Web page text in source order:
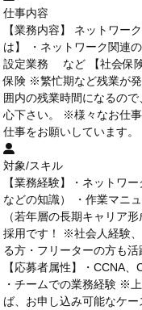
仕事内容
【業務内容】 ネットワー
は】 ・ネットワーク関連
設定業務 など 【社会保
保険 ※繁忙期など残業が
囲内の残業時間になるの
心下さい。 ※様々なお仕
仕事をお願いしています
対象/スキル
【業務経験】・ネットワ
などの知識） ・作業マニ
（若年層の長期キャリア
採用です！ ※社会人経験
る方・フリーターの方も活
【応募者属性】・CCNA
・チームでの業務経験 ※
ば、お申し込み可能なケ